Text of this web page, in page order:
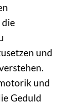
und
und
Geduld